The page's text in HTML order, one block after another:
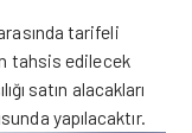
tarifeli
tahsis edilecek
satın alacakları
yapılacaktır.